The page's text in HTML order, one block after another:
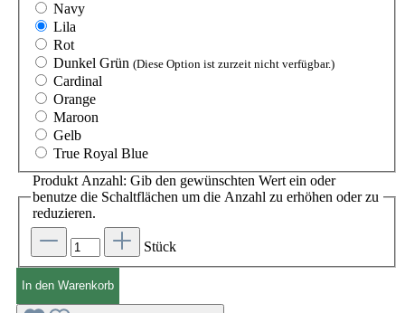
Navy
Lila
Rot
Dunkel Grün (Diese Option ist zurzeit nicht verfügbar.)
Cardinal
Orange
Maroon
Gelb
True Royal Blue
Produkt Anzahl: Gib den gewünschten Wert ein oder
benutze die Schaltflächen um die Anzahl zu erhöhen oder zu
reduzieren.
Stück
In den Warenkorb